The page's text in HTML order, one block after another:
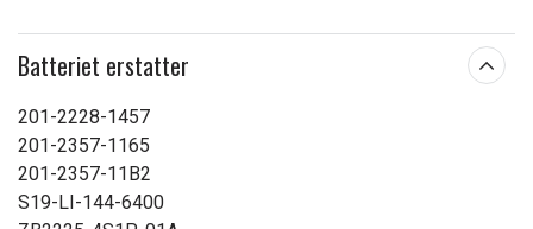
Batteriet erstatter
201-2228-1457
201-2357-1165
201-2357-11B2
S19-LI-144-6400